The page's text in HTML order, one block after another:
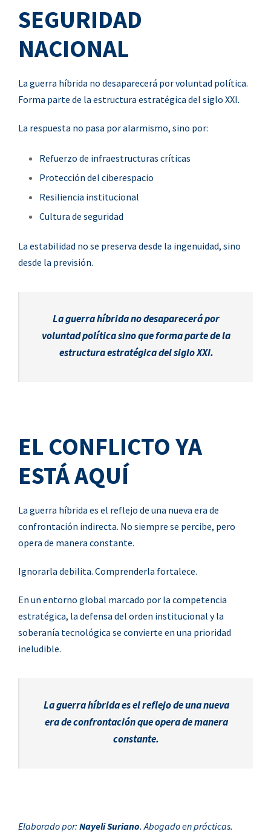
SEGURIDAD
NACIONAL
La guerra híbrida no desaparecerá por voluntad política.
Forma parte de la estructura estratégica del siglo XXI.
La respuesta no pasa por alarmismo, sino por:
Refuerzo de infraestructuras críticas
Protección del ciberespacio
Resiliencia institucional
Cultura de seguridad
La estabilidad no se preserva desde la ingenuidad, sino
desde la previsión.
La guerra híbrida no desaparecerá por
voluntad política sino que forma parte de la
estructura estratégica del siglo XXI.
EL CONFLICTO YA
ESTÁ AQUÍ
La guerra híbrida es el reflejo de una nueva era de
confrontación indirecta. No siempre se percibe, pero
opera de manera constante.
Ignorarla debilita. Comprenderla fortalece.
En un entorno global marcado por la competencia
estratégica, la defensa del orden institucional y la
soberanía tecnológica se convierte en una prioridad
ineludible.
La guerra híbrida es el reflejo de una nueva
era de confrontación que opera de manera
constante.
Elaborado por: Nayeli Suriano. Abogado en prácticas.